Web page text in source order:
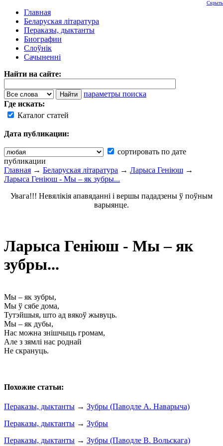
Главная
Беларуская літаратура
Пераказы, дыктанты
Биографии
Слоўнік
Сачыненні
Найти на сайте:
параметры поиска
Где искать:
Каталог статей
Дата публикации:
сортировать по дате
публикации
Скрыть
Главная → Беларуская літаратура → Ларыса Геніюш →
Ларыса Геніюш - Мы – як зубры...
Увага!!! Невялікія апавяданні і вершы пададзены ў поўным
варыянце.
Ларыса Геніюш - Мы – як
зубры...
Мы – як зубры,
Мы ў сябе дома,
Тутэйшыя, што ад вякоў жывуць.
Мы – як дубы,
Нас можна знішчыць громам,
Але з зямлі нас роднай
Не скрануць.
Похожие статьи:
Пераказы, дыктанты → Зубры (Паводле А. Наварыча)
Пераказы, дыктанты → Зубры
Пераказы, дыктанты → Зубры (Паводле В. Вольскага)